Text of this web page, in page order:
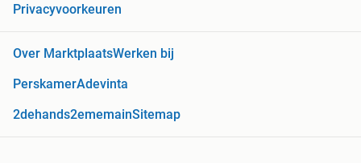
Privacyvoorkeuren
Over MarktplaatsWerken bij
PerskamerAdevinta
2dehands2ememainSitemap